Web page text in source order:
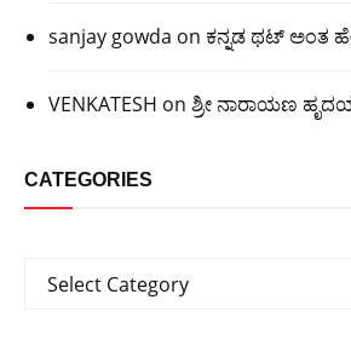
sanjay gowda on ಕನ್ನಡ ಥಟ್ ಅಂತ
VENKATESH on ಶ್ರೀ ನಾರಾಯಣ
CATEGORIES
Categories
Select Category